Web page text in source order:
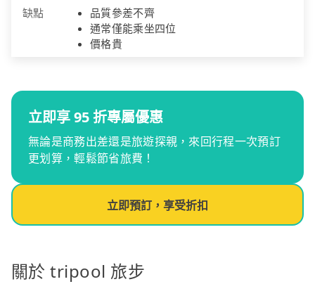
缺點
品質參差不齊
通常僅能乘坐四位
價格貴
立即享 95 折專屬優惠
無論是商務出差還是旅遊探親，來回行程一次預訂
更划算，輕鬆節省旅費！
立即預訂，享受折扣
關於 tripool 旅步